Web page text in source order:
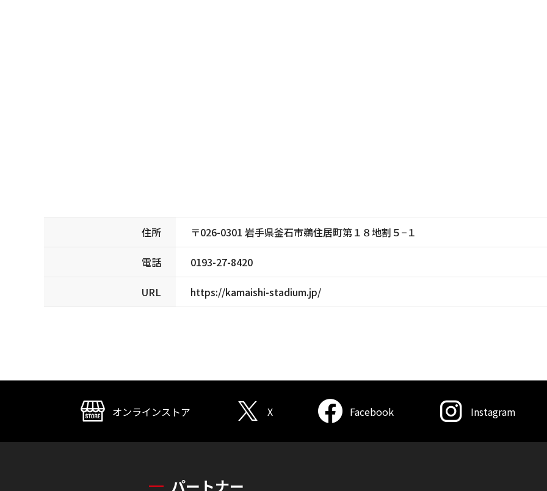
住所 〒026-0301 岩手県釜石市鵜住居町第１８地割５−１
電話 0193-27-8420
URL https://kamaishi-stadium.jp/
オンラインストア X Facebook Instagram
パートナー